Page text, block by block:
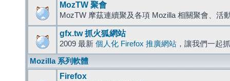
MozTW 聚會
MozTW 摩茲連續聚及各項 Mozilla 相關聚會、活
gfx.tw 抓火狐網站
2009 最新 個人化 Firefox 推廣網站 ，讓我們一起
Mozilla 系列軟體
Firefox